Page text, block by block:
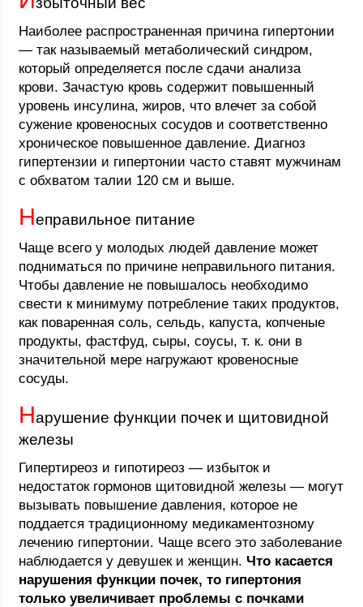
Наиболее распространенная причина гипертонии
— так называемый метаболический синдром,
который определяется после сдачи анализа
крови. Зачастую кровь содержит повышенный
уровень инсулина, жиров, что влечет за собой
сужение кровеносных сосудов и соответственно
хроническое повышенное давление. Диагноз
гипертензии и гипертонии часто ставят мужчинам
с обхватом талии 120 см и выше.
Неправильное питание
Чаще всего у молодых людей давление может
подниматься по причине неправильного питания.
Чтобы давление не повышалось необходимо
свести к минимуму потребление таких продуктов,
как поваренная соль, сельдь, капуста, копченые
продукты, фастфуд, сыры, соусы, т. к. они в
значительной мере нагружают кровеносные
сосуды.
Нарушение функции почек и щитовидной
железы
Гипертиреоз и гипотиреоз — избыток и
недостаток гормонов щитовидной железы — могут
вызывать повышение давления, которое не
поддается традиционному медикаментозному
лечению гипертонии. Чаще всего это заболевание
наблюдается у девушек и женщин.Что касается
нарушения функции почек, то гипертония
только увеличивает проблемы с почками